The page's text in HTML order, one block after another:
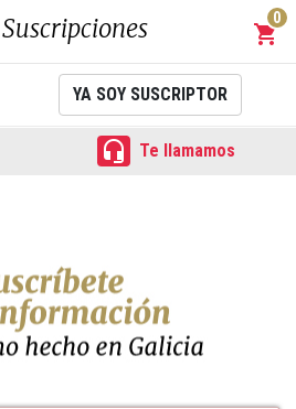
Suscripciones shopping_cart
0
YA SOY SUSCRIPTOR
 Te llamamos